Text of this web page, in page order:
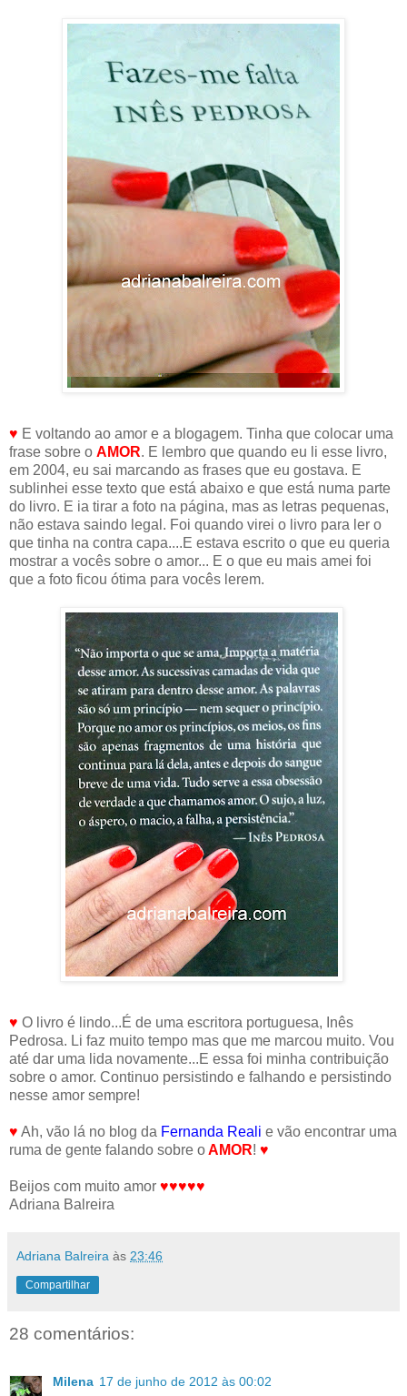
♥ E voltando ao amor e a blogagem. Tinha que colocar uma
frase sobre o AMOR. E lembro que quando eu li esse livro,
em 2004, eu sai marcando as frases que eu gostava. E
sublinhei esse texto que está abaixo e que está numa parte
do livro. E ia tirar a foto na página, mas as letras pequenas,
não estava saindo legal. Foi quando virei o livro para ler o
que tinha na contra capa....E estava escrito o que eu queria
mostrar a vocês sobre o amor... E o que eu mais amei foi
que a foto ficou ótima para vocês lerem.
♥ O livro é lindo...É de uma escritora portuguesa, Inês
Pedrosa. Li faz muito tempo mas que me marcou muito. Vou
até dar uma lida novamente...E essa foi minha contribuição
sobre o amor. Continuo persistindo e falhando e persistindo
nesse amor sempre!
♥ Ah, vão lá no blog da Fernanda Reali e vão encontrar uma
ruma de gente falando sobre oAMOR! ♥
Beijos com muito amor ♥♥♥♥♥
Adriana Balreira
Adriana Balreira às 23:46
Compartilhar
28 comentários:
Milena 17 de junho de 2012 às 00:02